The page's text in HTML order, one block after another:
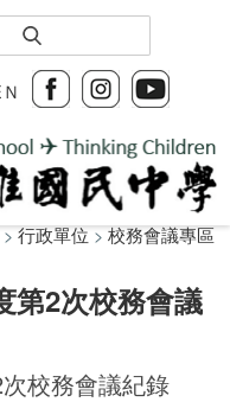
第2次校務會議
行政單位>校務會議專區
校務會議紀錄